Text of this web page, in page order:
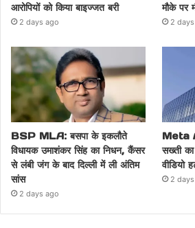
आरोपियों को किया बाइज्जत बरी
2 days ago
मौके पर
2
BSP MLA: बसपा के इकलौते
विधायक उमाशंकर सिंह का निधन, कैंसर
से लंबी जंग के बाद दिल्ली में ली अंतिम
सांस
2 days ago
Meta
सख्ती
वीडियो
2